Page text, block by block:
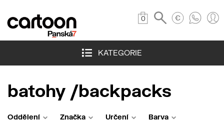
0
KATEGORIE
batohy /backpacks
Oddělení Značka Určení Barva